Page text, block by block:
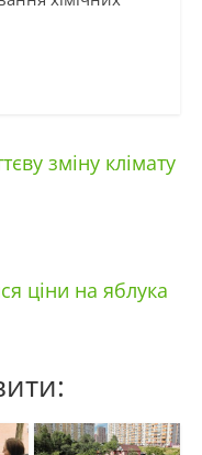
зміну клімату
ціни на яблука